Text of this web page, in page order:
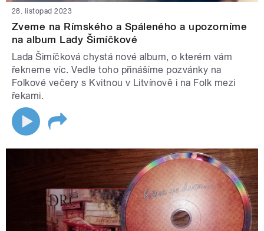
28. listopad 2023
Zveme na Rímského a Spáleného a upozorníme
na album Lady Šimíčkové
Lada Šimíčková chystá nové album, o kterém vám
řekneme víc. Vedle toho přinášíme pozvánky na
Folkové večery s Kvitnou v Litvínově i na Folk mezi
řekami.